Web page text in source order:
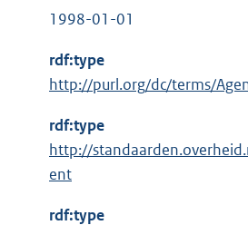
1998-01-01
rdf:type
E
t
e
r
http://purl.org/dc/terms/
rdf:type
http://
ent
rdf:type